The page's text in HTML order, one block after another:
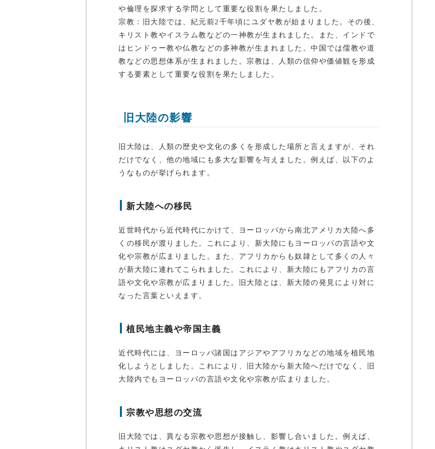
や倫理を探求する学問として重要な役割を果たしました。
宗教：旧大陸では、紀元前2千年頃にユダヤ教が始まりました。その後、
キリスト教やイスラム教などの一神教が生まれました。また、インドで
はヒンドゥー教や仏教などの多神教が生まれました。中国では儒教や道
教などの思想体系が生まれました。宗教は、人類の信仰や価値観を形成
する要素として重要な役割を果たしました。
旧大陸の影響
旧大陸は、人類の歴史や文化の多くを形成した場所と言えますが、それ
だけでなく、他の地域にも多大な影響を与えました。例えば、以下のよ
うなものが挙げられます。
新大陸への移民
近世時代から近代時代にかけて、ヨーロッパから南北アメリカ大陸へ多
くの移民が渡りました。これにより、新大陸にもヨーロッパの言語や文
化や宗教が広まりました。また、アフリカからも奴隷として多くの人々
が新大陸に連れてこられました。これにより、新大陸にもアフリカの言
語や文化や宗教が広まりました。旧大陸とは、新大陸の発見により対に
なった言葉といえます。
植民地主義や帝国主義
近代時代には、ヨーロッパ諸国はアジアやアフリカなどの地域を植民地
化しようとしました。これにより、旧大陸から新大陸へだけでなく、旧
大陸内でもヨーロッパの言語や文化や宗教が広まりました。
宗教や思想の交流
旧大陸では、異なる宗教や思想が接触し、影響し合いました。例えば、